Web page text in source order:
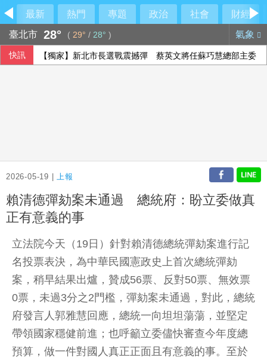
最新 熱門 專題 政治 社會
財經
臺北市 28° ( 29° / 28° ) 氣象
快訊 【獨家】新北市長選戰震撼彈 蔡英文將任蘇巧慧總部主委
2026-05-19 |上報
賴清德彈劾案未通過 總統府：盼立委做真
正有意義的事
立法院今天（19日）針對賴清德總統彈劾案進行記
名投票表決，為中華民國憲政史上首次總統彈劾
案，稍早結果出爐，贊成56票、反對50票、無效票
0票，未過3分之2門檻，彈劾案未通過，對此，總統
府發言人郭雅慧回應，總統一向坦坦蕩蕩，並堅定
帶領國家穩健前進；也呼籲立委儘快審查今年度總
預算，做一件對國人真正正面且有意義的事。至於